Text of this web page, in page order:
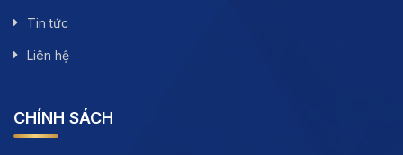
Tin tức
Liên hệ
CHÍNH SÁCH